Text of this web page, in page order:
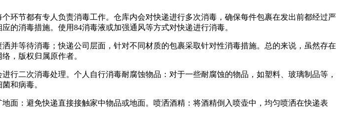
环节都有专人负责消毒工作。仓库内会对快递进行多次消毒，确保每件包裹在发出前都经过严
的消毒措施。使用84消毒液或加强通风等方式对快递进行消毒。
并等待消毒；快递公司层面，针对不同材质的包裹采取针对性消毒措施。总的来说，虽然存在
，版权归属原作者。
二次消毒处理。个人自行消毒耐腐蚀物品：对于一些耐腐蚀的物品，如塑料、玻璃制品等，
和病毒。
面：避免快递直接接触家中物品或地面。喷洒酒精：将酒精倒入喷壶中，均匀喷洒在快递表